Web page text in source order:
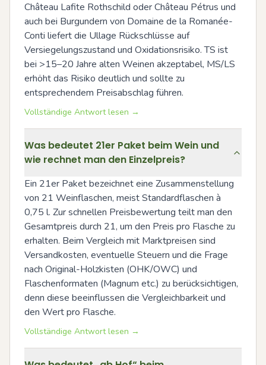
Château Lafite Rothschild oder Château Pétrus und
auch bei Burgundern von Domaine de la Romanée-
Conti liefert die Ullage Rückschlüsse auf
Versiegelungszustand und Oxidationsrisiko. TS ist
bei >15–20 Jahre alten Weinen akzeptabel, MS/LS
erhöht das Risiko deutlich und sollte zu
entsprechendem Preisabschlag führen.
Vollständige Antwort lesen →
Was bedeutet 21er Paket beim Wein und
wie rechnet man den Einzelpreis?
Ein 21er Paket bezeichnet eine Zusammenstellung
von 21 Weinflaschen, meist Standardflaschen à
0,75 l. Zur schnellen Preisbewertung teilt man den
Gesamtpreis durch 21, um den Preis pro Flasche zu
erhalten. Beim Vergleich mit Marktpreisen sind
Versandkosten, eventuelle Steuern und die Frage
nach Original-Holzkisten (OHK/OWC) und
Flaschenformaten (Magnum etc.) zu berücksichtigen,
denn diese beeinflussen die Vergleichbarkeit und
den Wert pro Flasche.
Vollständige Antwort lesen →